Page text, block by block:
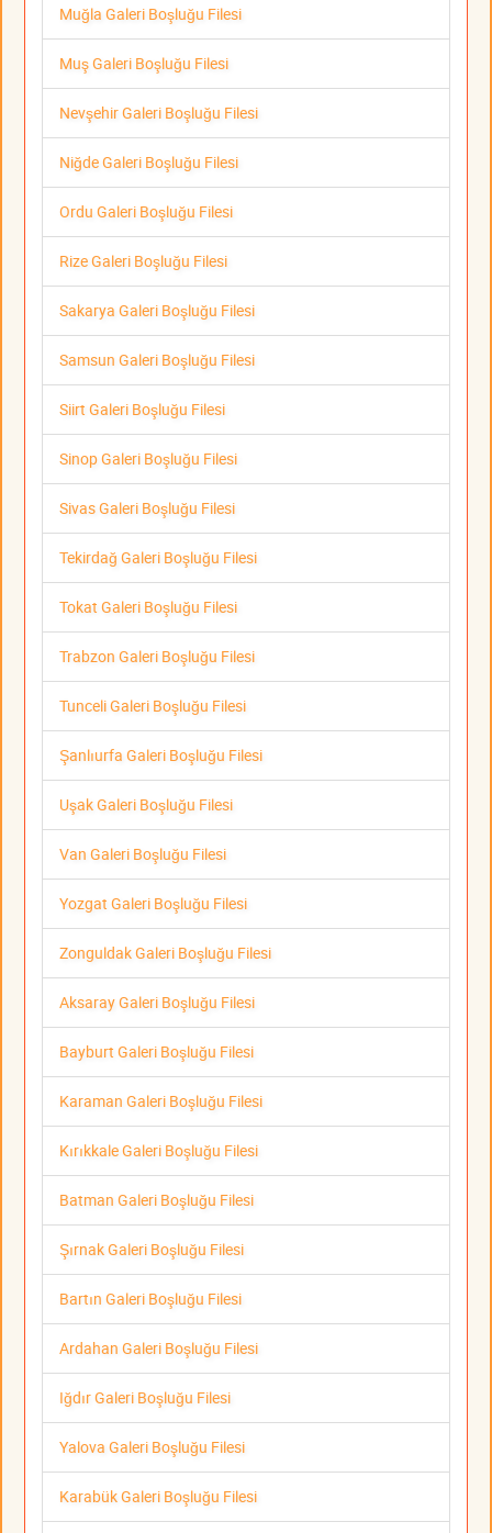
Muğla Galeri Boşluğu Filesi
Muş Galeri Boşluğu Filesi
Nevşehir Galeri Boşluğu Filesi
Niğde Galeri Boşluğu Filesi
Ordu Galeri Boşluğu Filesi
Rize Galeri Boşluğu Filesi
Sakarya Galeri Boşluğu Filesi
Samsun Galeri Boşluğu Filesi
Siirt Galeri Boşluğu Filesi
Sinop Galeri Boşluğu Filesi
Sivas Galeri Boşluğu Filesi
Tekirdağ Galeri Boşluğu Filesi
Tokat Galeri Boşluğu Filesi
Trabzon Galeri Boşluğu Filesi
Tunceli Galeri Boşluğu Filesi
Şanlıurfa Galeri Boşluğu Filesi
Uşak Galeri Boşluğu Filesi
Van Galeri Boşluğu Filesi
Yozgat Galeri Boşluğu Filesi
Zonguldak Galeri Boşluğu Filesi
Aksaray Galeri Boşluğu Filesi
Bayburt Galeri Boşluğu Filesi
Karaman Galeri Boşluğu Filesi
Kırıkkale Galeri Boşluğu Filesi
Batman Galeri Boşluğu Filesi
Şırnak Galeri Boşluğu Filesi
Bartın Galeri Boşluğu Filesi
Ardahan Galeri Boşluğu Filesi
Iğdır Galeri Boşluğu Filesi
Yalova Galeri Boşluğu Filesi
Karabük Galeri Boşluğu Filesi